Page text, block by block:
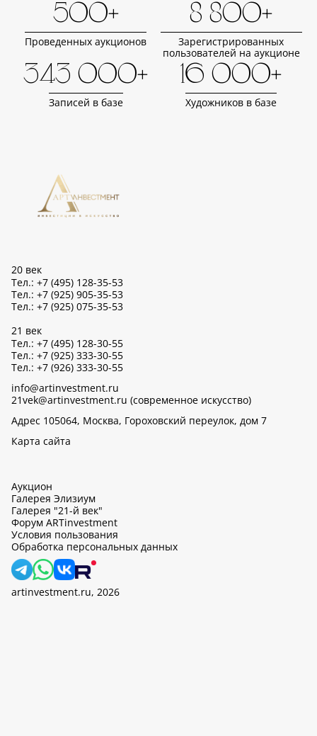
500+
Проведенных аукционов
8 800+
Зарегистрированных
пользователей на аукционе
343 000+
Записей в базе
16 000+
Художников в базе
20 век
Тел.: +7 (495) 128-35-53
Тел.: +7 (925) 905-35-53
Тел.: +7 (925) 075-35-53
21 век
Тел.: +7 (495) 128-30-55
Тел.: +7 (925) 333-30-55
Тел.: +7 (926) 333-30-55
info@artinvestment.ru
21vek@artinvestment.ru (современное искусство)
Адрес 105064, Москва, Гороховский переулок, дом 7
Карта сайта
Аукцион
Галерея Элизиум
Галерея "21-й век"
Форум ARTinvestment
Условия пользования
Обработка персональных данных
artinvestment.ru, 2026